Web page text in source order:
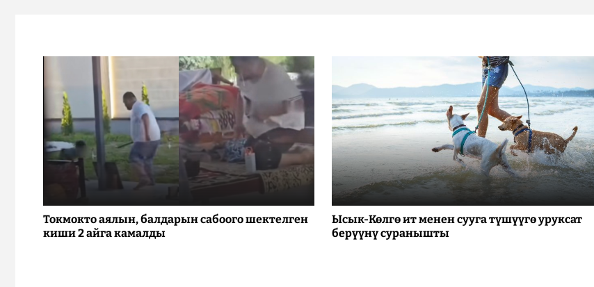
Токмокто аялын, балдарын сабоого шектелген
киши 2 айга камалды
Ысык-Көлгө ит менен сууга түшүүгө уруксат
берүүнү суранышты